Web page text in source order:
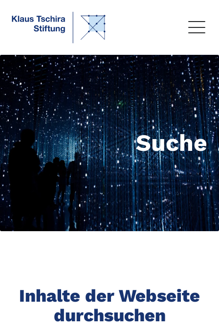
Suche
Inhalte der Webseite
durchsuchen